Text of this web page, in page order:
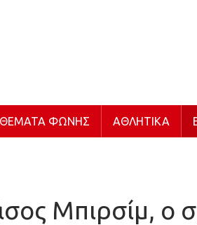
ΘΈΜΑΤΑ ΦΩΝΉΣ ΑΘΛΗΤΙΚΆ
Μπιρσίμ, ο